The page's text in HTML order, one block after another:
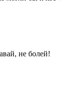
не болей!